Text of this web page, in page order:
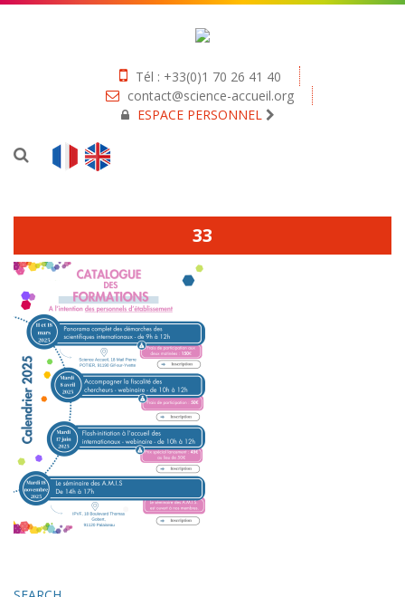
Tél : +33(0)1 70 26 41 40
contact@science-accueil.org
ESPACE PERSONNEL
33